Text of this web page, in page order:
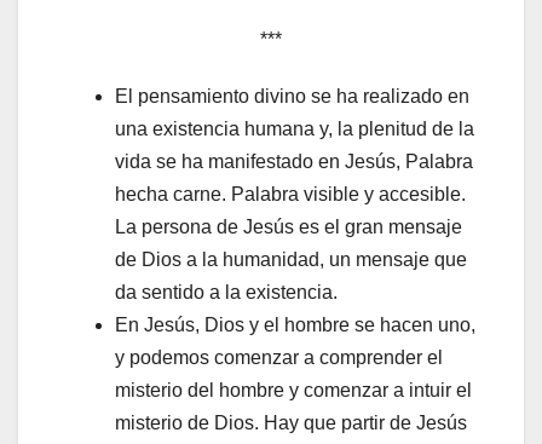
***
El pensamiento divino se ha realizado en
una existencia humana y, la plenitud de la
vida se ha manifestado en Jesús, Palabra
hecha carne. Palabra visible y accesible.
La persona de Jesús es el gran mensaje
de Dios a la humanidad, un mensaje que
da sentido a la existencia.
En Jesús, Dios y el hombre se hacen uno,
y podemos comenzar a comprender el
misterio del hombre y comenzar a intuir el
misterio de Dios. Hay que partir de Jesús